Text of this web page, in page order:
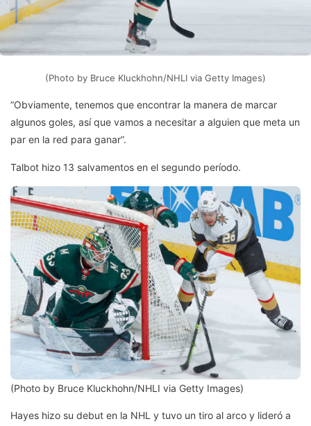
(Photo by Bruce Kluckhohn/NHLI via Getty Images)
“Obviamente, tenemos que encontrar la manera de marcar
algunos goles, así que vamos a necesitar a alguien que meta un
par en la red para ganar”.
Talbot hizo 13 salvamentos en el segundo período.
(Photo by Bruce Kluckhohn/NHLI via Getty Images)
Hayes hizo su debut en la NHL y tuvo un tiro al arco y lideró a